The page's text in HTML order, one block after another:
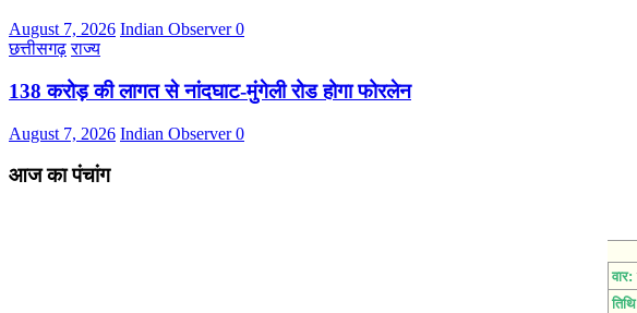
August 7, 2026 Indian Observer0
छत्तीसगढ़ राज्य
138 करोड़ की लागत से नांदघाट-मुंगेली रोड होगा फोरलेन
August 7, 2026 Indian Observer0
आज का पंचांग